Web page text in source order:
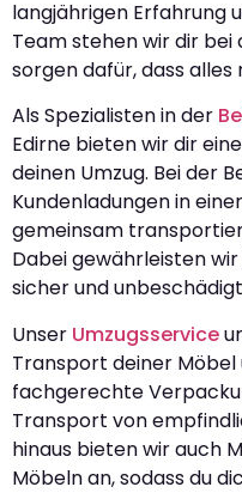
langjährigen Erfahrung
Team stehen wir dir bei
sorgen dafür, dass
Als Spezialisten in der
Edirne bieten wir dir
deinen Umzug. Bei der
Kundenladungen in
gemeinsam
Dabei gewährleisten
sicher und
Unser Umzugsservice
Transport deiner Möbel
fachgerechte
Transport von
hinaus bieten wir auch
Möbeln an, sodass du